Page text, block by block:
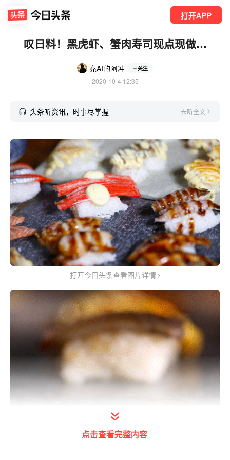
打开APP
叹日料！黑虎虾、蟹肉寿司现点现做…
充AI的阿冲 关注
2020-10-4 12:35
头条听资讯，时事尽掌握 去听全文
打开今日头条查看图片详情
点击查看完整内容